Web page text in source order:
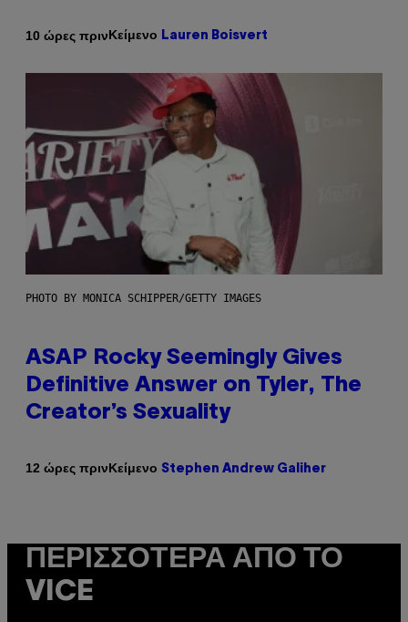
10 ώρες πρινΚείμενο Lauren Boisvert
PHOTO BY MONICA SCHIPPER/GETTY IMAGES
ASAP Rocky Seemingly Gives
Definitive Answer on Tyler, The
Creator’s Sexuality
12 ώρες πρινΚείμενο Stephen Andrew Galiher
ΠΕΡΙΣΣΌΤΕΡΑ ΑΠΌ ΤΟ
VICE